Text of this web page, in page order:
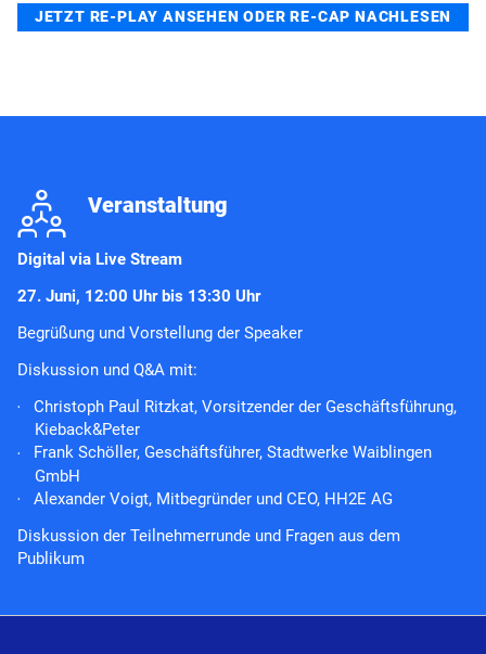
JETZT RE-PLAY ANSEHEN ODER RE-CAP NACHLESEN
j Veranstaltung
Digital via Live Stream
27. Juni, 12:00 Uhr bis 13:30 Uhr
Begrüßung und Vorstellung der Speaker
Diskussion und Q&A mit:
Christoph Paul Ritzkat, Vorsitzender der Geschäftsführung,
Kieback&Peter
Frank Schöller, Geschäftsführer, Stadtwerke Waiblingen
GmbH
Alexander Voigt, Mitbegründer und CEO, HH2E AG
Diskussion der Teilnehmerrunde und Fragen aus dem
Publikum